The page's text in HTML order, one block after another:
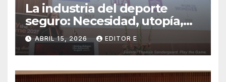
La industria del deporte
seguro: Necesidad, utopía,
negocio
ABRIL 15, 2026 EDITOR E